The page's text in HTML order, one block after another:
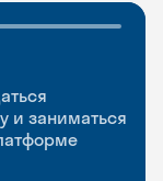
и заниматься
где
практики